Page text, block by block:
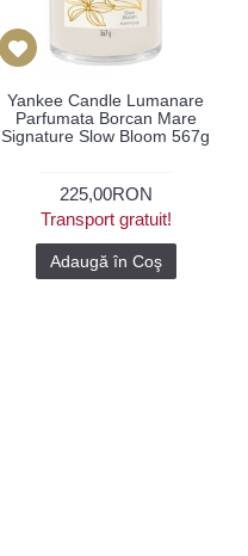
Yankee Candle Lumanare
Parfumata Borcan Mare
Signature Slow Bloom 567g
225,00RON
Transport gratuit!
Adaugă în Coş